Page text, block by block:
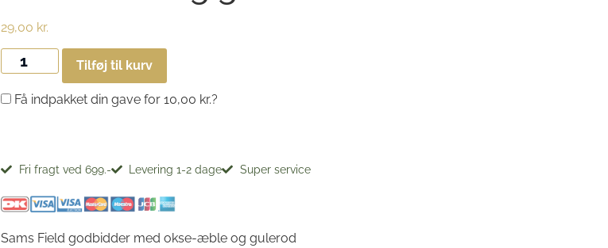
29,00 kr.
Tilføj til kurv
Få indpakket din gave for 10,00 kr.?
Fri fragt ved 699.- Levering 1-2 dage Super service
Sams Field godbidder med okse-æble og gulerod